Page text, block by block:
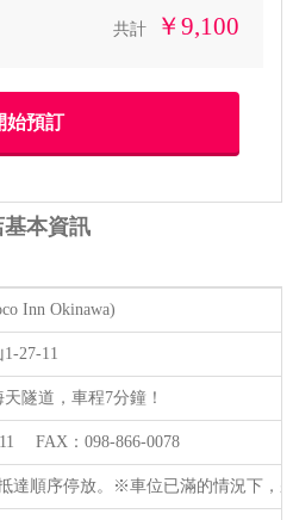
共計 ￥9,100
基本資訊
Inn Okinawa)
27-11
隧道，車程7分鐘！
FAX：098-866-0078
達順序停放。※車位已滿的情況下，